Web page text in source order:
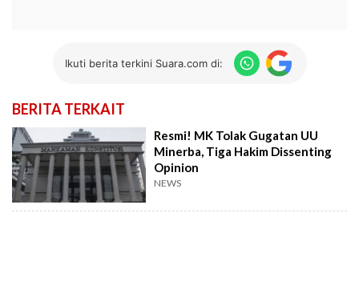
Ikuti berita terkini Suara.com di:
BERITA TERKAIT
Resmi! MK Tolak Gugatan UU
Minerba, Tiga Hakim Dissenting
Opinion
NEWS